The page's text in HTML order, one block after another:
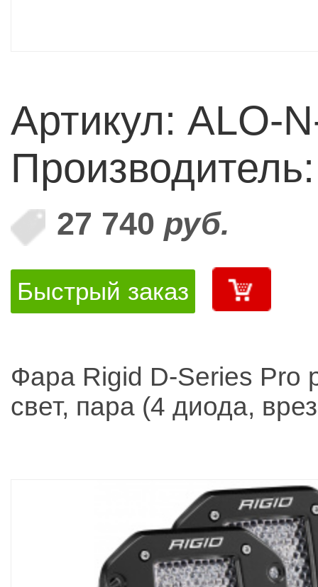
Артикул: ALO-
27 740 руб.
Быстрый заказ
Фара Rigid D-Series Pro
свет, пара (4 диода,